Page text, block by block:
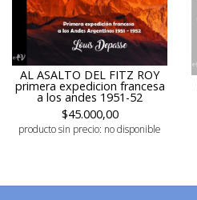
AL ASALTO DEL FITZ ROY
primera expedicion francesa
a los andes 1951-52
$45.000,00
producto sin precio: no disponible